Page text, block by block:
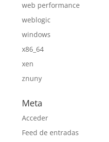
web performance
weblogic
windows
x86_64
xen
znuny
Meta
Acceder
Feed de entradas